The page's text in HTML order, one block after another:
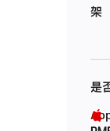
架
是